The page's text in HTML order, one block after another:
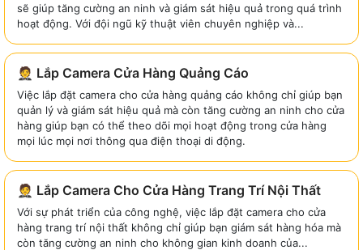
sẽ giúp tăng cường an ninh và giám sát hiệu quả trong quá trình
hoạt động. Với đội ngũ kỹ thuật viên chuyên nghiệp và...
🤵 Lắp Camera Cửa Hàng Quảng Cáo
Việc lắp đặt camera cho cửa hàng quảng cáo không chỉ giúp bạn
quản lý và giám sát hiệu quả mà còn tăng cường an ninh cho cửa
hàng giúp bạn có thể theo dõi mọi hoạt động trong cửa hàng
mọi lúc mọi nơi thông qua điện thoại di động.
🤵 Lắp Camera Cho Cửa Hàng Trang Trí Nội Thất
Với sự phát triển của công nghệ, việc lắp đặt camera cho cửa
hàng trang trí nội thất không chỉ giúp bạn giám sát hàng hóa mà
còn tăng cường an ninh cho không gian kinh doanh của...